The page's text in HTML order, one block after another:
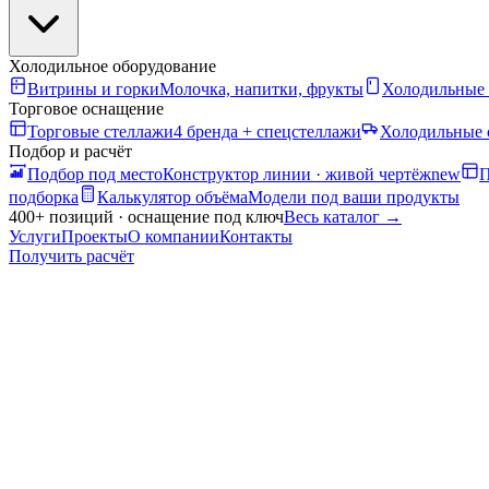
Холодильное оборудование
Витрины и горкиМолочка, напитки, фрукты
Торговое оснащение
Торговые стеллажи4 бренда + спецстеллажи Холодильные
Подбор и расчёт
Подбор под местоКонструктор линии · живой чертёжnew
подборка
Калькулятор объёмаМодели под ваши продукты
400+ позиций · оснащение под ключВесь каталог →
УслугиПроектыО компанииКонтакты
Получить расчёт